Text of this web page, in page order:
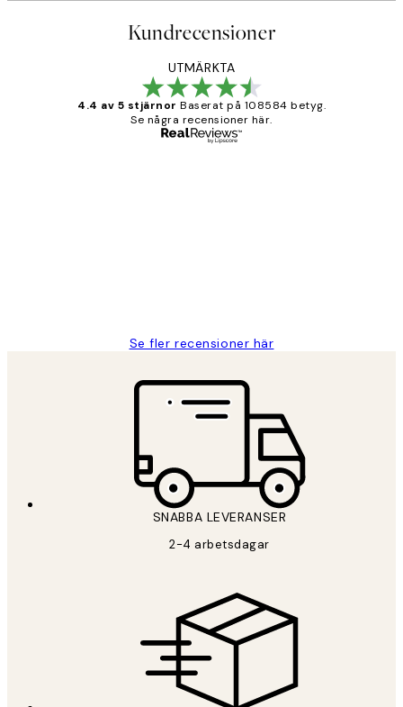
Kundrecensioner
UTMÄRKTA
4.4 av 5 stjärnor Baserat på 108584 betyg.
Se några recensioner här.
Se fler recensioner här
SNABBA LEVERANSER
2-4 arbetsdagar